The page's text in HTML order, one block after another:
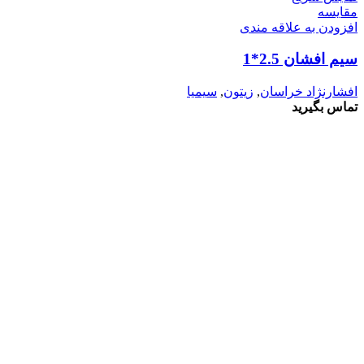
مقايسه
افزودن به علاقه مندی
سیم افشان 2.5*1
افشارنژاد خراسان, زیتون, سیمیا
تماس بگیرید